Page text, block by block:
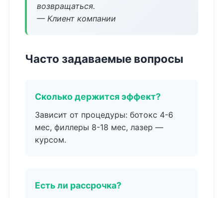
возвращаться.
— Клиент компании
Часто задаваемые вопросы
Сколько держится эффект?
Зависит от процедуры: ботокс 4-6
мес, филлеры 8-18 мес, лазер —
курсом.
Есть ли рассрочка?